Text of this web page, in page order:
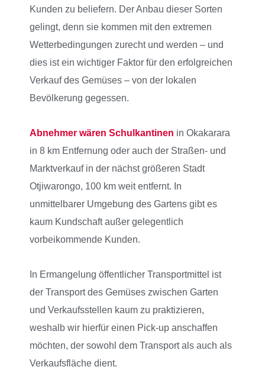
Kunden zu beliefern. Der Anbau dieser Sorten
gelingt, denn sie kommen mit den extremen
Wetterbedingungen zurecht und werden – und
dies ist ein wichtiger Faktor für den erfolgreichen
Verkauf des Gemüses – von der lokalen
Bevölkerung gegessen.
Abnehmer wären Schulkantinen in Okakarara
in 8 km Entfernung oder auch der Straßen- und
Marktverkauf in der nächst größeren Stadt
Otjiwarongo, 100 km weit entfernt. In
unmittelbarer Umgebung des Gartens gibt es
kaum Kundschaft außer gelegentlich
vorbeikommende Kunden.
In Ermangelung öffentlicher Transportmittel ist
der Transport des Gemüses zwischen Garten
und Verkaufsstellen kaum zu praktizieren,
weshalb wir hierfür einen Pick-up anschaffen
möchten, der sowohl dem Transport als auch als
Verkaufsfläche dient.